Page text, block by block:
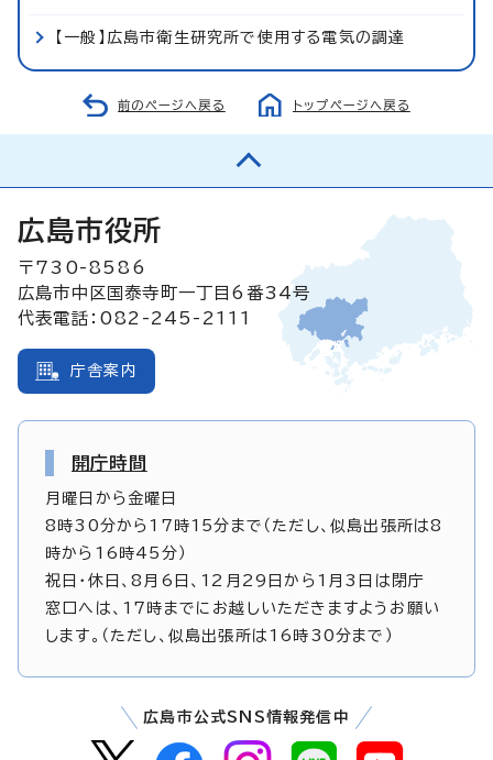
【一般】広島市衛生研究所で使用する電気の調達
前のページへ戻る トップページへ戻る
広島市役所
〒730-8586
広島市中区国泰寺町一丁目6番34号
代表電話：082-245-2111
庁舎案内
開庁時間
月曜日から金曜日
8時30分から17時15分まで（ただし、似島出張所は8
時から16時45分）
祝日・休日、8月6日、12月29日から1月3日は閉庁
窓口へは、17時までにお越しいただきますようお願い
します。（ただし、似島出張所は16時30分まで）
広島市公式SNS情報発信中